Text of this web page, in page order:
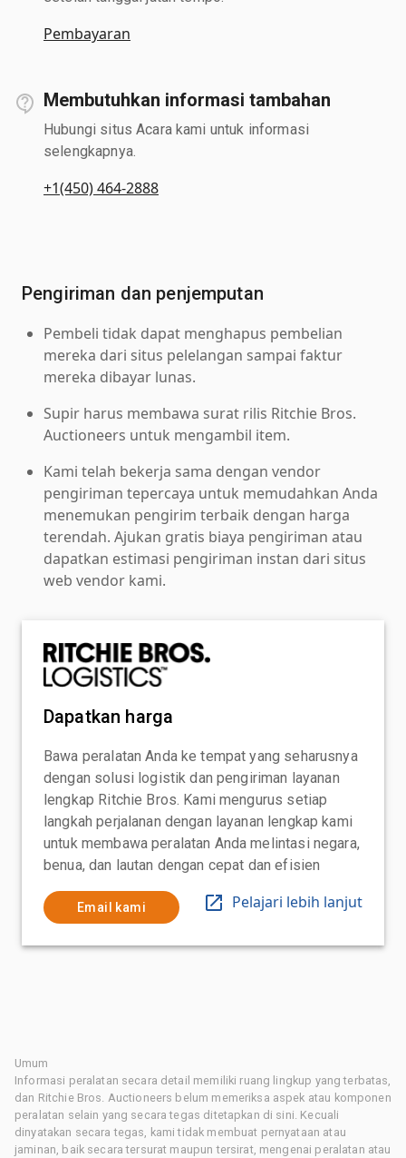
Pembayaran
Membutuhkan informasi tambahan
Hubungi situs Acara kami untuk informasi
selengkapnya.
+1(450) 464-2888
Pengiriman dan penjemputan
Pembeli tidak dapat menghapus pembelian
mereka dari situs pelelangan sampai faktur
mereka dibayar lunas.
Supir harus membawa surat rilis Ritchie Bros.
Auctioneers untuk mengambil item.
Kami telah bekerja sama dengan vendor
pengiriman tepercaya untuk memudahkan Anda
menemukan pengirim terbaik dengan harga
terendah. Ajukan gratis biaya pengiriman atau
dapatkan estimasi pengiriman instan dari situs
web vendor kami.
Dapatkan harga
Bawa peralatan Anda ke tempat yang seharusnya
dengan solusi logistik dan pengiriman layanan
lengkap Ritchie Bros. Kami mengurus setiap
langkah perjalanan dengan layanan lengkap kami
untuk membawa peralatan Anda melintasi negara,
benua, dan lautan dengan cepat dan efisien
Email kami Pelajari lebih lanjut
Umum
Informasi peralatan secara detail memiliki ruang lingkup yang terbatas,
dan Ritchie Bros. Auctioneers belum memeriksa aspek atau komponen
peralatan selain yang secara tegas ditetapkan di sini. Kecuali
dinyatakan secara tegas, kami tidak membuat pernyataan atau
jaminan, baik secara tersurat maupun tersirat, mengenai peralatan atau